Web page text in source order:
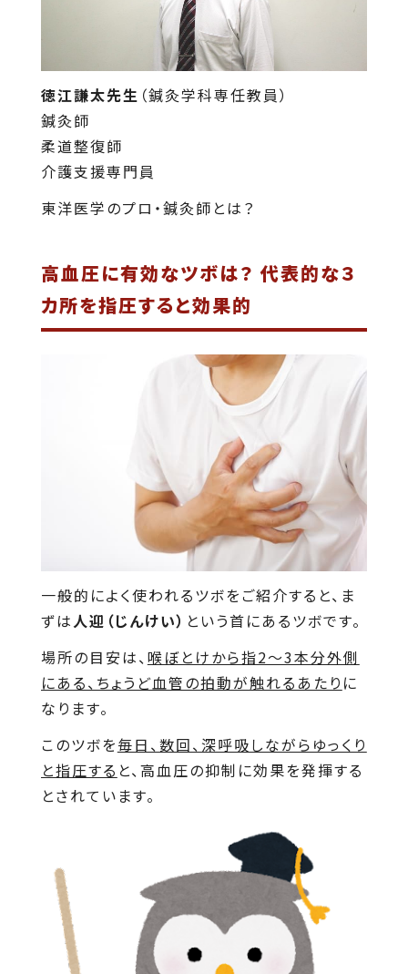
徳江謙太先生 （鍼灸学科専任教員）
鍼灸師
柔道整復師
介護支援専門員
東洋医学のプロ・鍼灸師とは？
高血圧に有効なツボは？ 代表的な３
カ所を指圧すると効果的
一般的によく使われるツボをご紹介すると、ま
ずは人迎（じんけい） という首にあるツボです。
場所の目安は、喉ぼとけから指2～3本分外側
にある、ちょうど血管の拍動が触れるあたり に
なります。
このツボを毎日、数回、深呼吸しながらゆっくり
と指圧する と、高血圧の抑制に効果を発揮する
とされています。